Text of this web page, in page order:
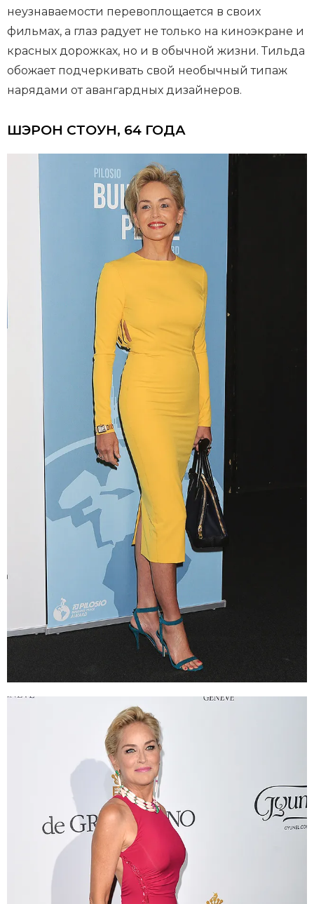
неузнаваемости перевоплощается в своих
фильмах, а глаз радует не только на киноэкране и
красных дорожках, но и в обычной жизни. Тильда
обожает подчеркивать свой необычный типаж
нарядами от авангардных дизайнеров.
ШЭРОН СТОУН, 64 ГОДА